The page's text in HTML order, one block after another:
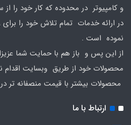
در ارائه خدمات تمام تلاش خود را
نموده است .
از این پس و باز هم با حمایت شما
محصولات خود از طریق وبسایت اقدام
محصولات بیشتر با قیمت منصفانه تر
ارتباط با ما